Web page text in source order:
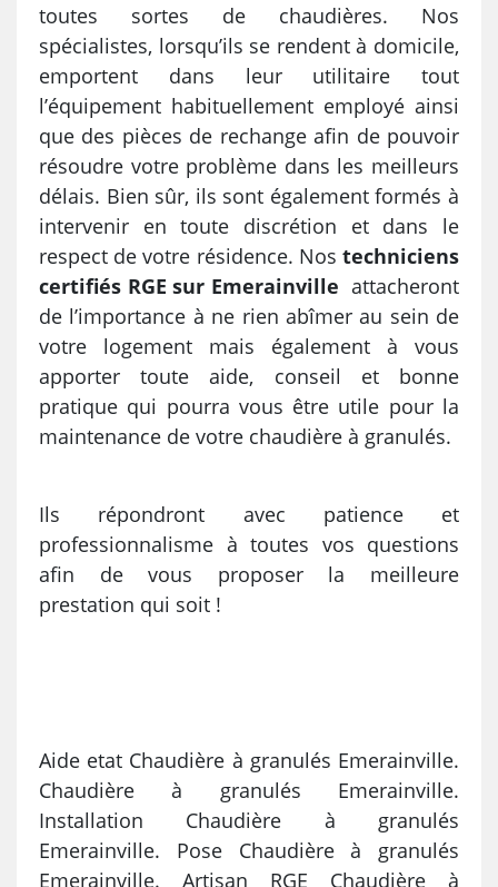
toutes sortes de chaudières. Nos
spécialistes, lorsqu’ils se rendent à domicile,
emportent dans leur utilitaire tout
l’équipement habituellement employé ainsi
que des pièces de rechange afin de pouvoir
résoudre votre problème dans les meilleurs
délais. Bien sûr, ils sont également formés à
intervenir en toute discrétion et dans le
respect de votre résidence. Nos techniciens
certifiés RGE sur Emerainville attacheront
de l’importance à ne rien abîmer au sein de
votre logement mais également à vous
apporter toute aide, conseil et bonne
pratique qui pourra vous être utile pour la
maintenance de votre chaudière à granulés.
Ils répondront avec patience et
professionnalisme à toutes vos questions
afin de vous proposer la meilleure
prestation qui soit !
Aide etat Chaudière à granulés Emerainville.
Chaudière à granulés Emerainville.
Installation Chaudière à granulés
Emerainville. Pose Chaudière à granulés
Emerainville. Artisan RGE Chaudière à